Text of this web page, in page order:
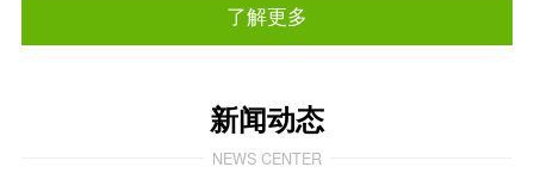
了解更多
新闻动态
NEWS CENTER